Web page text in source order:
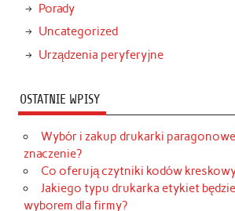
Porady
Uncategorized
Urządzenia peryferyjne
OSTATNIE WPISY
Wybór i zakup drukarki
znaczenie?
Co oferują czytniki kodów
Jakiego typu drukarka etykiet
wyborem dla firmy?